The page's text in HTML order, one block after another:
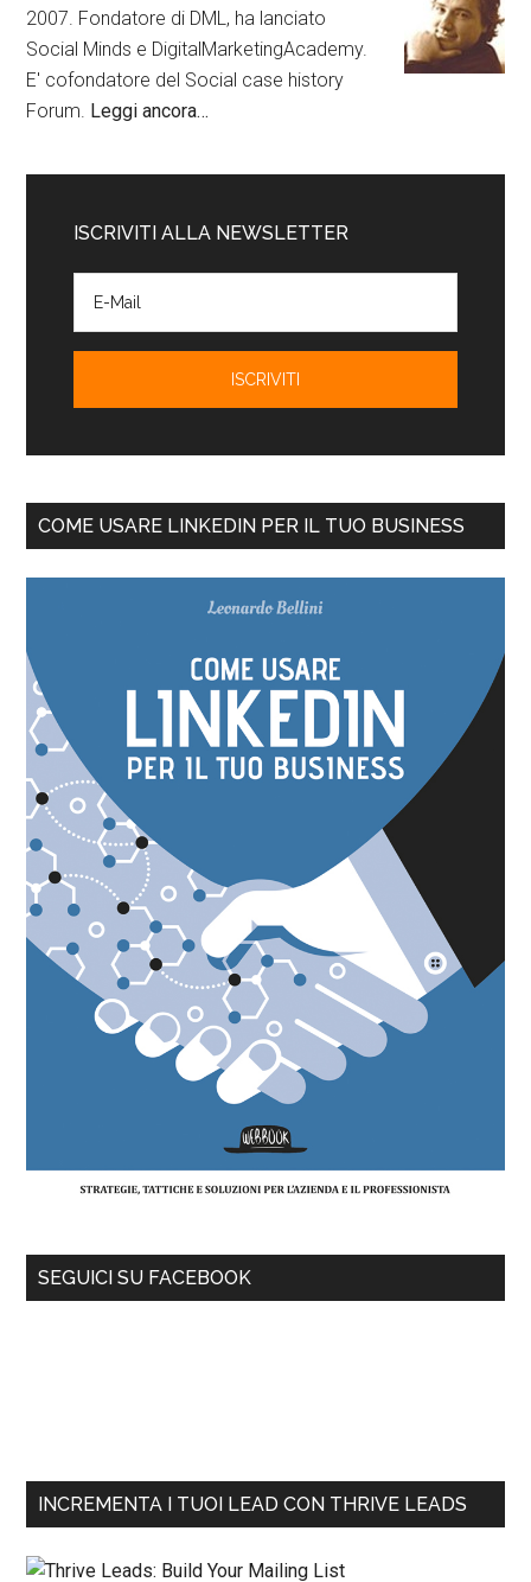
2007. Fondatore di DML, ha lanciato
Social Minds e DigitalMarketingAcademy.
E' cofondatore del Social case history
Forum. Leggi ancora…
ISCRIVITI ALLA NEWSLETTER
COME USARE LINKEDIN PER IL TUO BUSINESS
SEGUICI SU FACEBOOK
INCREMENTA I TUOI LEAD CON THRIVE LEADS